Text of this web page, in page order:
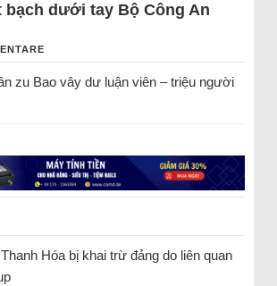
bạch dưới tay Bộ Công An
zu Bao vây dư luận viên – triệu người
Hóa bị khai trừ đảng do liên quan